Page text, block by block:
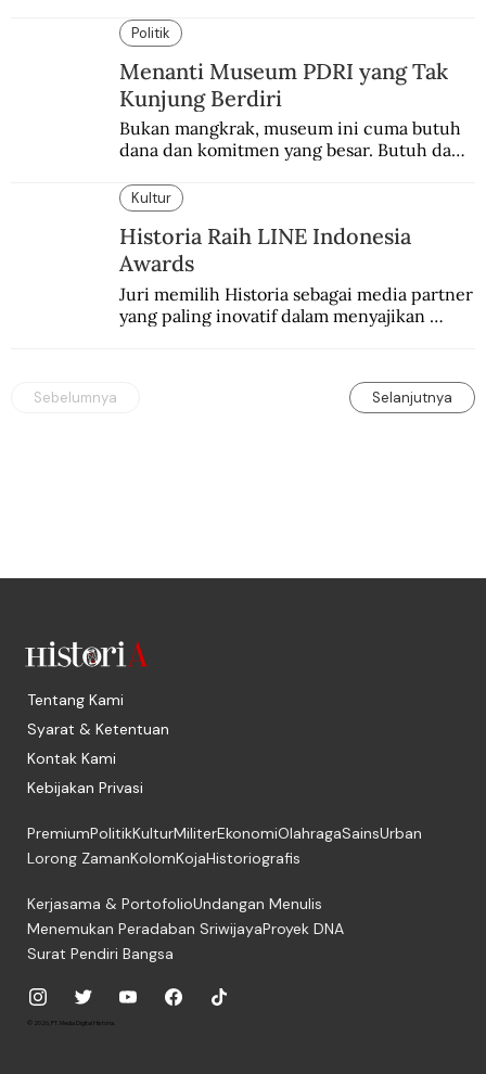
Politik
Menanti Museum PDRI yang Tak
Kunjung Berdiri
Bukan mangkrak, museum ini cuma butuh
dana dan komitmen yang besar. Butuh dana
Kultur
Historia Raih LINE Indonesia
Awards
Juri memilih Historia sebagai media partner
yang paling inovatif dalam menyajikan
Sebelumnya Selanjutnya
Tentang Kami
Syarat & Ketentuan
Kontak Kami
Kebijakan Privasi
PremiumPolitikKulturMiliterEkonomiOlahragaSainsUrban
Lorong ZamanKolomKojaHistoriografis
Kerjasama & PortofolioUndangan Menulis
Menemukan Peradaban SriwijayaProyek DNA
Surat Pendiri Bangsa
© 2026, PT. Media Digital Historia.